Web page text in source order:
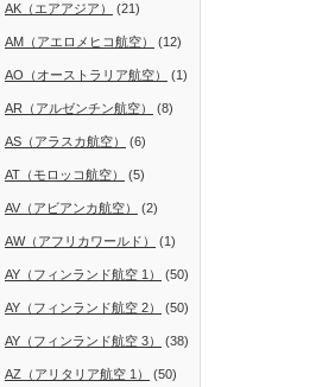
AK（エアアジア） (21)
AM（アエロメヒコ航空） (12)
AO（オーストラリア航空） (1)
AR（アルゼンチン航空） (8)
AS（アラスカ航空） (6)
AT（モロッコ航空） (5)
AV（アビアンカ航空） (2)
AW（アフリカワールド） (1)
AY（フィンランド航空 1） (50)
AY（フィンランド航空 2） (50)
AY（フィンランド航空 3） (38)
AZ（アリタリア航空 1） (50)